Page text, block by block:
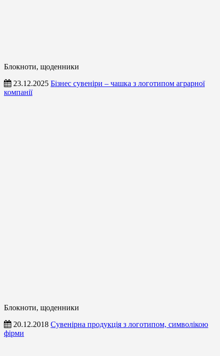
Блокноти, щоденники
23.12.2025 Бізнес сувеніри – чашка з логотипом аграрної
компанії
Блокноти, щоденники
20.12.2018 Сувенірна продукція з логотипом, символікою
фірми